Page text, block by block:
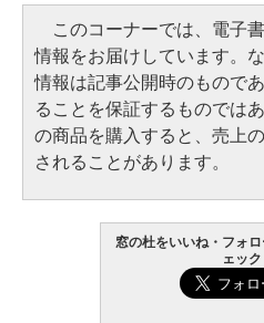
このコーナーでは、電子
情報をお届けしています。
情報は記事公開時のもので
ることを保証するものでは
の商品を購入すると、売上
されることがあります。
窓の杜をいいね・フォ
ェック